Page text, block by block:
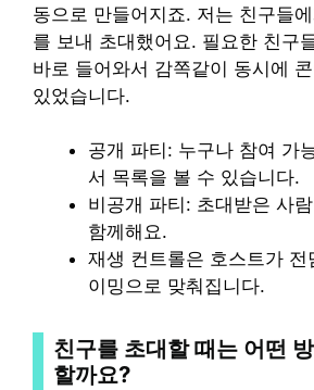
동으로 만들어지죠. 저는 친구들
를 보내 초대했어요. 필요한 친구
바로 들어와서 감쪽같이 동시에
있었습니다.
공개 파티: 누구나 참여 가
서 목록을 볼 수 있습니다.
비공개 파티: 초대받은 사
함께해요.
재생 컨트롤은 호스트가
이밍으로 맞춰집니다.
친구를 초대할 때는 어떤
할까요?